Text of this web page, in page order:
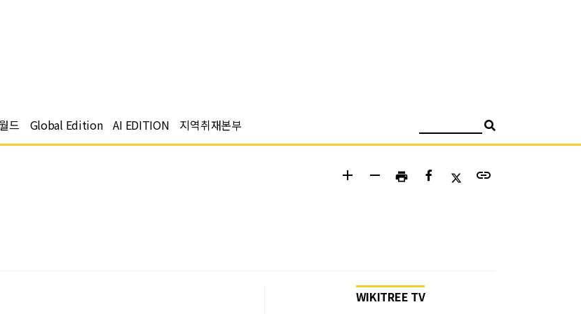
드 Global Edition AI EDITION 지역취재본부
add remove print link
WIKITREE TV